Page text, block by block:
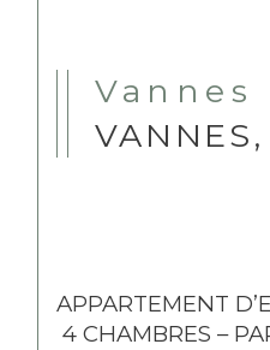
APPARTEMENT
4 CHAMBRES –